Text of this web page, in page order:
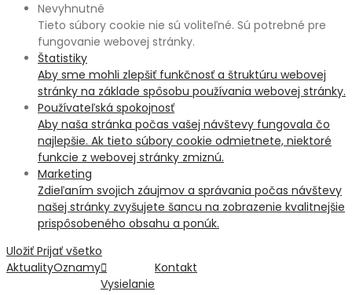
Nevyhnutné
Tieto súbory cookie nie sú voliteľné. Sú potrebné pre
fungovanie webovej stránky.
Štatistiky
Aby sme mohli zlepšiť funkčnosť a štruktúru webovej
stránky na základe spôsobu používania webovej stránky.
Používateľská spokojnosť
Aby naša stránka počas vašej návštevy fungovala čo
najlepšie. Ak tieto súbory cookie odmietnete, niektoré
funkcie z webovej stránky zmiznú.
Marketing
Zdieľaním svojich záujmov a správania počas návštevy
našej stránky zvyšujete šancu na zobrazenie kvalitnejšie
prispôsobeného obsahu a ponúk.
Uložiť Prijať všetko
AktualityOznamy
Vysielanie
Kontakt